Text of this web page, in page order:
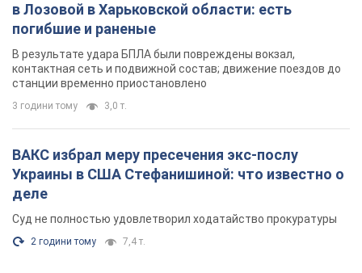
в Лозовой в Харьковской области: есть
погибшие и раненые
В результате удара БПЛА были повреждены вокзал,
контактная сеть и подвижной состав; движение поездов до
станции временно приостановлено
3 години тому 3,0 т.
ВАКС избрал меру пресечения экс-послу
Украины в США Стефанишиной: что известно о
деле
Суд не полностью удовлетворил ходатайство прокуратуры
2 години тому 7,4 т.